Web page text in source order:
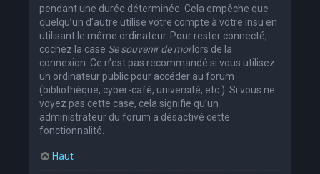
pendant une durée déterminée. Cela empêche que
quelqu’un d’autre utilise votre compte à votre insu en
utilisant le même ordinateur. Pour rester connecté,
cochez la case Se souvenir de moilors de la
connexion. Ce n’est pas recommandé si vous utilisez
un ordinateur public pour accéder au forum
(bibliothèque, cyber-café, université, etc.). Si vous ne
voyez pas cette case, cela signifie qu’un
administrateur du forum a désactivé cette
fonctionnalité.
Haut